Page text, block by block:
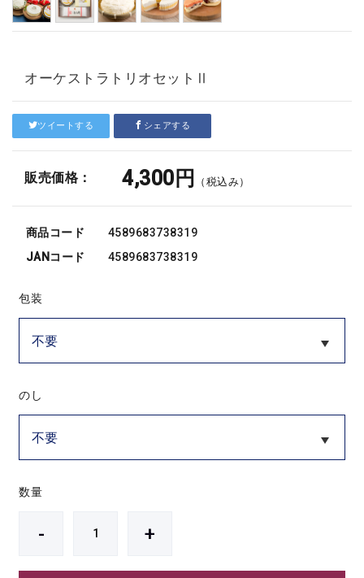
オーケストラトリオセットⅡ
ツイートする シェアする
販売価格： 4,300円 （税込み）
商品コード
4589683738319
JANコード
4589683738319
包装
のし
数量
- +